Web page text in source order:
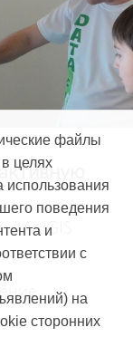
#ArcGIS
файлы
целях
использования
поведения
и
с
на
сторонних